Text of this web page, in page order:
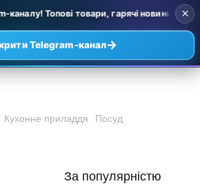
Топові товари, гарячі новинки та
Telegram-канал→
×
Кухонне приладдя Посуд
За популярністю